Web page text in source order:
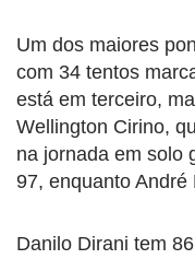
Um dos maiores
com 34 tentos
está em terceiro,
Wellington Cirino,
na jornada em solo
97, enquanto
Danilo Dirani tem